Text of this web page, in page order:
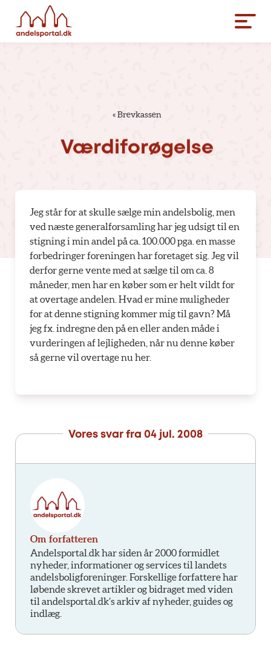
«Brevkassen
Værdiforøgelse
Jeg står for at skulle sælge min andelsbolig, men
ved næste generalforsamling har jeg udsigt til en
stigning i min andel på ca. 100.000 pga. en masse
forbedringer foreningen har foretaget sig. Jeg vil
derfor gerne vente med at sælge til om ca. 8
måneder, men har en køber som er helt vildt for
at overtage andelen. Hvad er mine muligheder
for at denne stigning kommer mig til gavn? Må
jeg fx. indregne den på en eller anden måde i
vurderingen af lejligheden, når nu denne køber
så gerne vil overtage nu her.
Vores svar fra 04 jul. 2008
Om forfatteren
Andelsportal.dk har siden år 2000 formidlet
nyheder, informationer og services til landets
andelsboligforeninger. Forskellige forfattere har
løbende skrevet artikler og bidraget med viden
til andelsportal.dk’s arkiv af nyheder, guides og
indlæg.